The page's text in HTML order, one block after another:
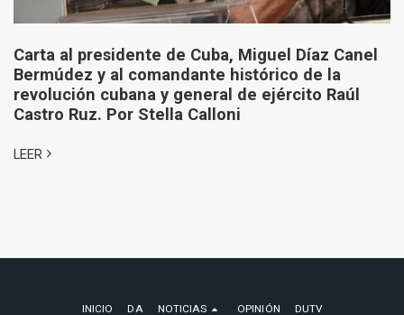
Carta al presidente de Cuba, Miguel Díaz Canel
Bermúdez y al comandante histórico de la
revolución cubana y general de ejército Raúl
Castro Ruz. Por Stella Calloni
LEER
INICIO DA NOTICIAS OPINIÓN DUTV